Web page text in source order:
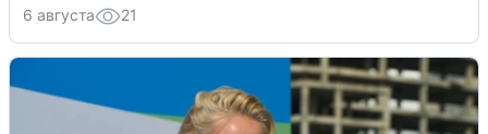
6 августа 21